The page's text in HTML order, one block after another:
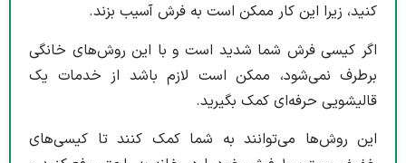
کنید، زیرا این کار ممکن است به فرش آسیب بزند.
اگر کیسی فرش شما شدید است و با این روش‌های خانگی
برطرف نمی‌شود، ممکن است لازم باشد از خدمات یک
قالیشویی حرفه‌ای کمک بگیرید.
این روش‌ها می‌توانند به شما کمک کنند تا کیسی‌های